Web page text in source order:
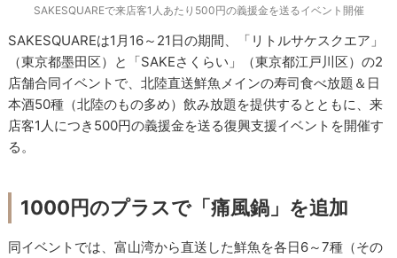
SAKESQUAREで来店客1人あたり500円の義援金を送るイベント開催
SAKESQUAREは1月16～21日の期間、「リトルサケスクエア」
（東京都墨田区）と「SAKEさくらい」（東京都江戸川区）の2
店舗合同イベントで、北陸直送鮮魚メインの寿司食べ放題＆日
本酒50種（北陸のもの多め）飲み放題を提供するとともに、来
店客1人につき500円の義援金を送る復興支援イベントを開催す
る。
1000円のプラスで「痛風鍋」を追加
同イベントでは、富山湾から直送した鮮魚を各日6～7種（その